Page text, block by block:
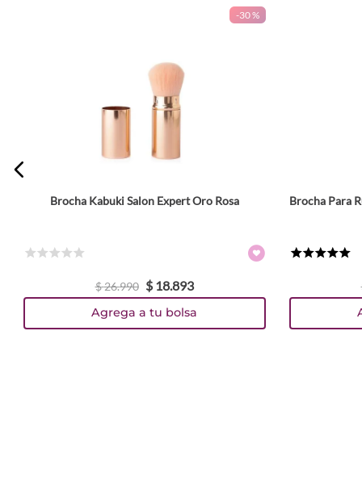
-30 %
Brocha Kabuki Salon Expert Oro Rosa
$26.990 $ 18.893
Agrega a tu bolsa
Brocha Para